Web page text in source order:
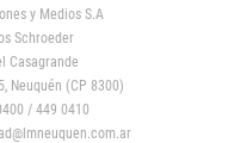
y Medios S.A
Schroeder
Casagrande
Neuquén (CP 8300)
/ 449 0410